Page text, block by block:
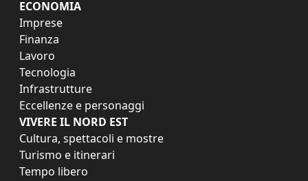
ECONOMIA
Imprese
Finanza
Lavoro
Tecnologia
Infrastrutture
Eccellenze e personaggi
VIVERE IL NORD EST
Cultura, spettacoli e mostre
Turismo e itinerari
Tempo libero